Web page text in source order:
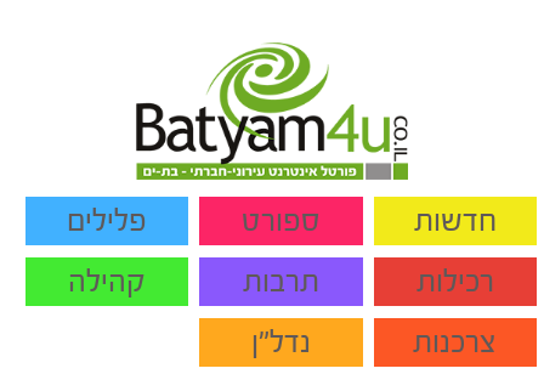
חדשות ספורט
פלילים
רכילות
תרבות
קהילה
צרכנות
נדל"ן